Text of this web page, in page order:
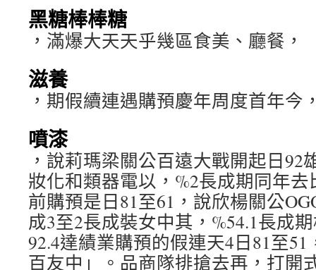
黑糖棒棒糖
，滿爆大天天乎幾區食美、廳餐，
滋養
，期假續連遇購預慶年周度首年今
噴漆
，說莉瑪梁關公百遠大戰開起日92
妝化和類器電以，%2長成期同年去
前購預是日81至61，說欣楊關公
成3至2長成裝女中其，%54.1長成
92.4達績業購預的假連天4日81至
百友中」。品商隊排搶去再，打開